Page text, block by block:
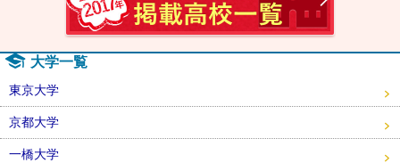
大学一覧
東京大学
京都大学
一橋大学